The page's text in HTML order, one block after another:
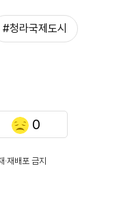
#청라국제도시
0
재배포 금지